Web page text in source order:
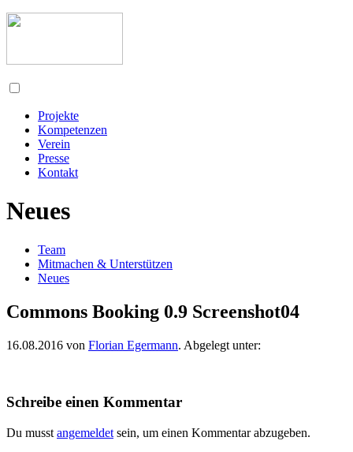
Projekte
Kompetenzen
Verein
Presse
Kontakt
Neues
Team
Mitmachen & Unterstützen
Neues
Commons Booking 0.9 Screenshot04
16.08.2016 von Florian Egermann. Abgelegt unter:
Schreibe einen Kommentar
Du musst angemeldet sein, um einen Kommentar abzugeben.